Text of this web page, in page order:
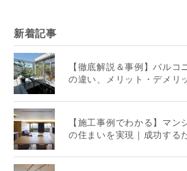
新着記事
【徹底解説＆事例】バルコ
の違い、メリット・デメリ
【施工事例でわかる】マン
の住まいを実現｜成功する